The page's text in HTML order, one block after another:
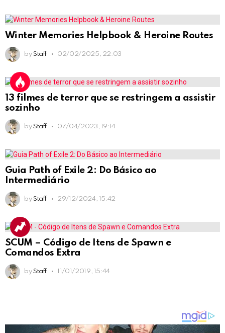
Winter Memories Helpbook & Heroine Routes
by Staff 02/02/2025, 22:03
13 filmes de terror que se restringem a assistir
sozinho
by Staff 07/04/2023, 19:14
Guia Path of Exile 2: Do Básico ao
Intermediário
by Staff 29/12/2024, 15:42
SCUM – Código de Itens de Spawn e
Comandos Extra
by Staff 11/01/2019, 15:44